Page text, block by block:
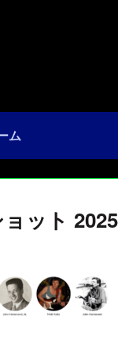
ム
ット